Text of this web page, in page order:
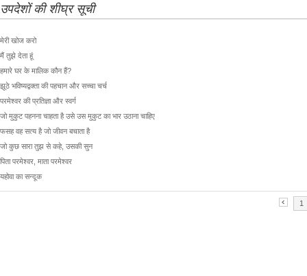
उपदेशों की शीघ्र सूची
मेरी खोज करो
मैं तुझे देता हूं
हमारे घर के मालिक कौन हैं?
झूठे भविष्यद्वक्ता की पहचान और सच्चा चर्च
परमेश्वर की प्रतिज्ञा और स्वर्ग
जो मुकुट पहनना चाहता है उसे उस मुकुट का भार उठाना चाहिए
फसह वह सत्य है जो जीवन बचाता है
जो कुछ सारा तुझ से कहे, उसकी सुन
पिता परमेश्वर, माता परमेश्वर
यहोवा का सन्दूक
1